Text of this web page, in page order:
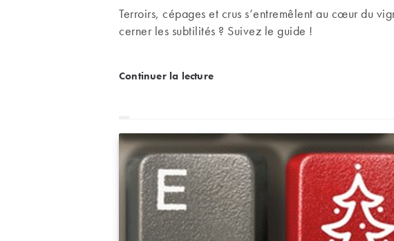
Terroirs, cépages et crus s’entremêlent au cœur du
cerner les subtilités ? Suivez le guide !
Continuer la lectureLe guide des grands vins d’Alsace